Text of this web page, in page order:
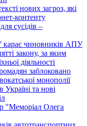
нових загроз, які
контенту
сусідів –
чиновників АПУ
закону, за яким
діяльності
заблоковано
монополії
Україні та нові
"Меморіал Олега